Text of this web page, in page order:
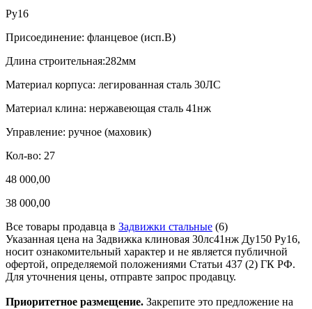
Ру16
Присоединение: фланцевое (исп.В)
Длина строительная:282мм
Материал корпуса: легированная сталь 30ЛС
Материал клина: нержавеющая сталь 41нж
Управление: ручное (маховик)
Кол-во: 27
48 000,00
38 000,00
Все товары продавца в Задвижки стальные (6)
Указанная цена на Задвижка клиновая 30лс41нж Ду150 Ру16,
носит ознакомительный характер и не является публичной
офертой, определяемой положениями Статьи 437 (2) ГК РФ.
Для уточнения цены, отправте запрос продавцу.
Приоритетное размещение. Закрепите это предложение на